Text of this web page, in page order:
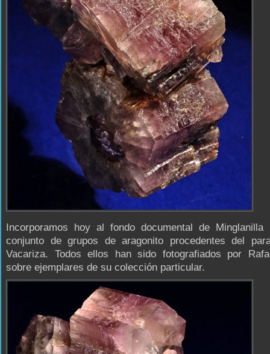
Incorporamos hoy al fondo documental de Minglanilla
conjunto de grupos de aragonito procedentes del
Vacariza. Todos ellos han sido fotografiados por
sobre ejemplares de su colección particular.